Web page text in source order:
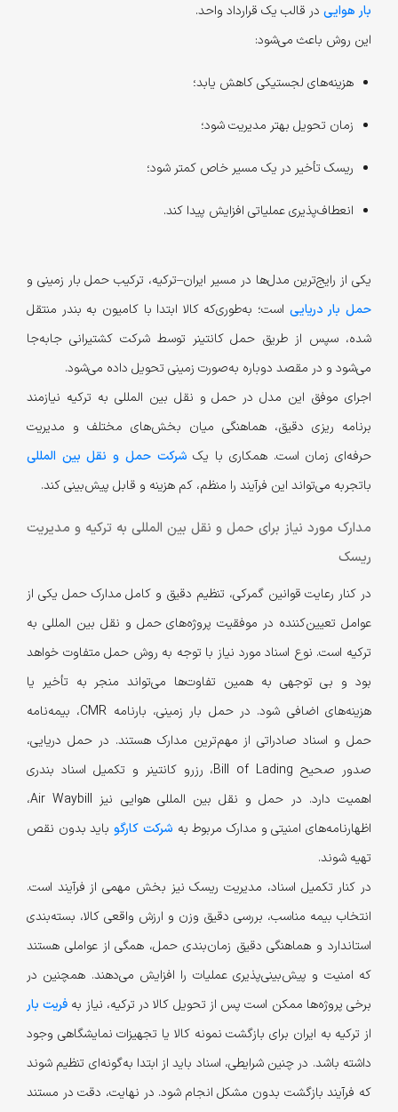
بار هوایی در قالب یک قرارداد واحد.
این روش باعث می‌شود:
هزینه‌های لجستیکی کاهش یابد؛
زمان تحویل بهتر مدیریت شود؛
ریسک تأخیر در یک مسیر خاص کمتر شود؛
انعطاف‌پذیری عملیاتی افزایش پیدا کند.
یکی از رایج‌ترین مدل‌ها در مسیر ایران–ترکیه، ترکیب حمل بار زمینی و
حمل بار دریایی است؛ به‌طوری‌که کالا ابتدا با کامیون به بندر منتقل
شده، سپس از طریق حمل کانتینر توسط شرکت کشتیرانی جابه‌جا
می‌شود و در مقصد دوباره به‌صورت زمینی تحویل داده می‌شود.
اجرای موفق این مدل در حمل و نقل بین المللی به ترکیه نیازمند
برنامه‌ ریزی دقیق، هماهنگی میان بخش‌های مختلف و مدیریت
حرفه‌ای زمان است. همکاری با یک شرکت حمل و نقل بین المللی
باتجربه می‌تواند این فرآیند را منظم، کم‌ هزینه و قابل پیش‌بینی کند.
مدارک مورد نیاز برای حمل و نقل بین المللی به ترکیه و مدیریت
ریسک
در کنار رعایت قوانین گمرکی، تنظیم دقیق و کامل مدارک حمل یکی از
عوامل تعیین‌کننده در موفقیت پروژه‌های حمل و نقل بین المللی به
ترکیه است. نوع اسناد مورد نیاز با توجه به روش حمل متفاوت خواهد
بود و بی‌ توجهی به همین تفاوت‌ها می‌تواند منجر به تأخیر یا
هزینه‌های اضافی شود. در حمل بار زمینی، بارنامه CMR، بیمه‌نامه
حمل و اسناد صادراتی از مهم‌ترین مدارک هستند. در حمل دریایی،
صدور صحیح Bill of Lading، رزرو کانتینر و تکمیل اسناد بندری
اهمیت دارد. در حمل و نقل بین المللی هوایی نیز Air Waybill،
اظهارنامه‌های امنیتی و مدارک مربوط به شرکت کارگوباید بدون نقص
تهیه شوند.
در کنار تکمیل اسناد، مدیریت ریسک نیز بخش مهمی از فرآیند است.
انتخاب بیمه مناسب، بررسی دقیق وزن و ارزش واقعی کالا، بسته‌بندی
استاندارد و هماهنگی دقیق زمان‌بندی حمل، همگی از عواملی هستند
که امنیت و پیش‌بینی‌پذیری عملیات را افزایش می‌دهند. همچنین در
برخی پروژه‌ها ممکن است پس از تحویل کالا در ترکیه، نیاز به فریت بار
از ترکیه به ایران برای بازگشت نمونه کالا یا تجهیزات نمایشگاهی وجود
داشته باشد. در چنین شرایطی، اسناد باید از ابتدا به‌گونه‌ای تنظیم شوند
که فرآیند بازگشت بدون مشکل انجام شود. در نهایت، دقت در مستند